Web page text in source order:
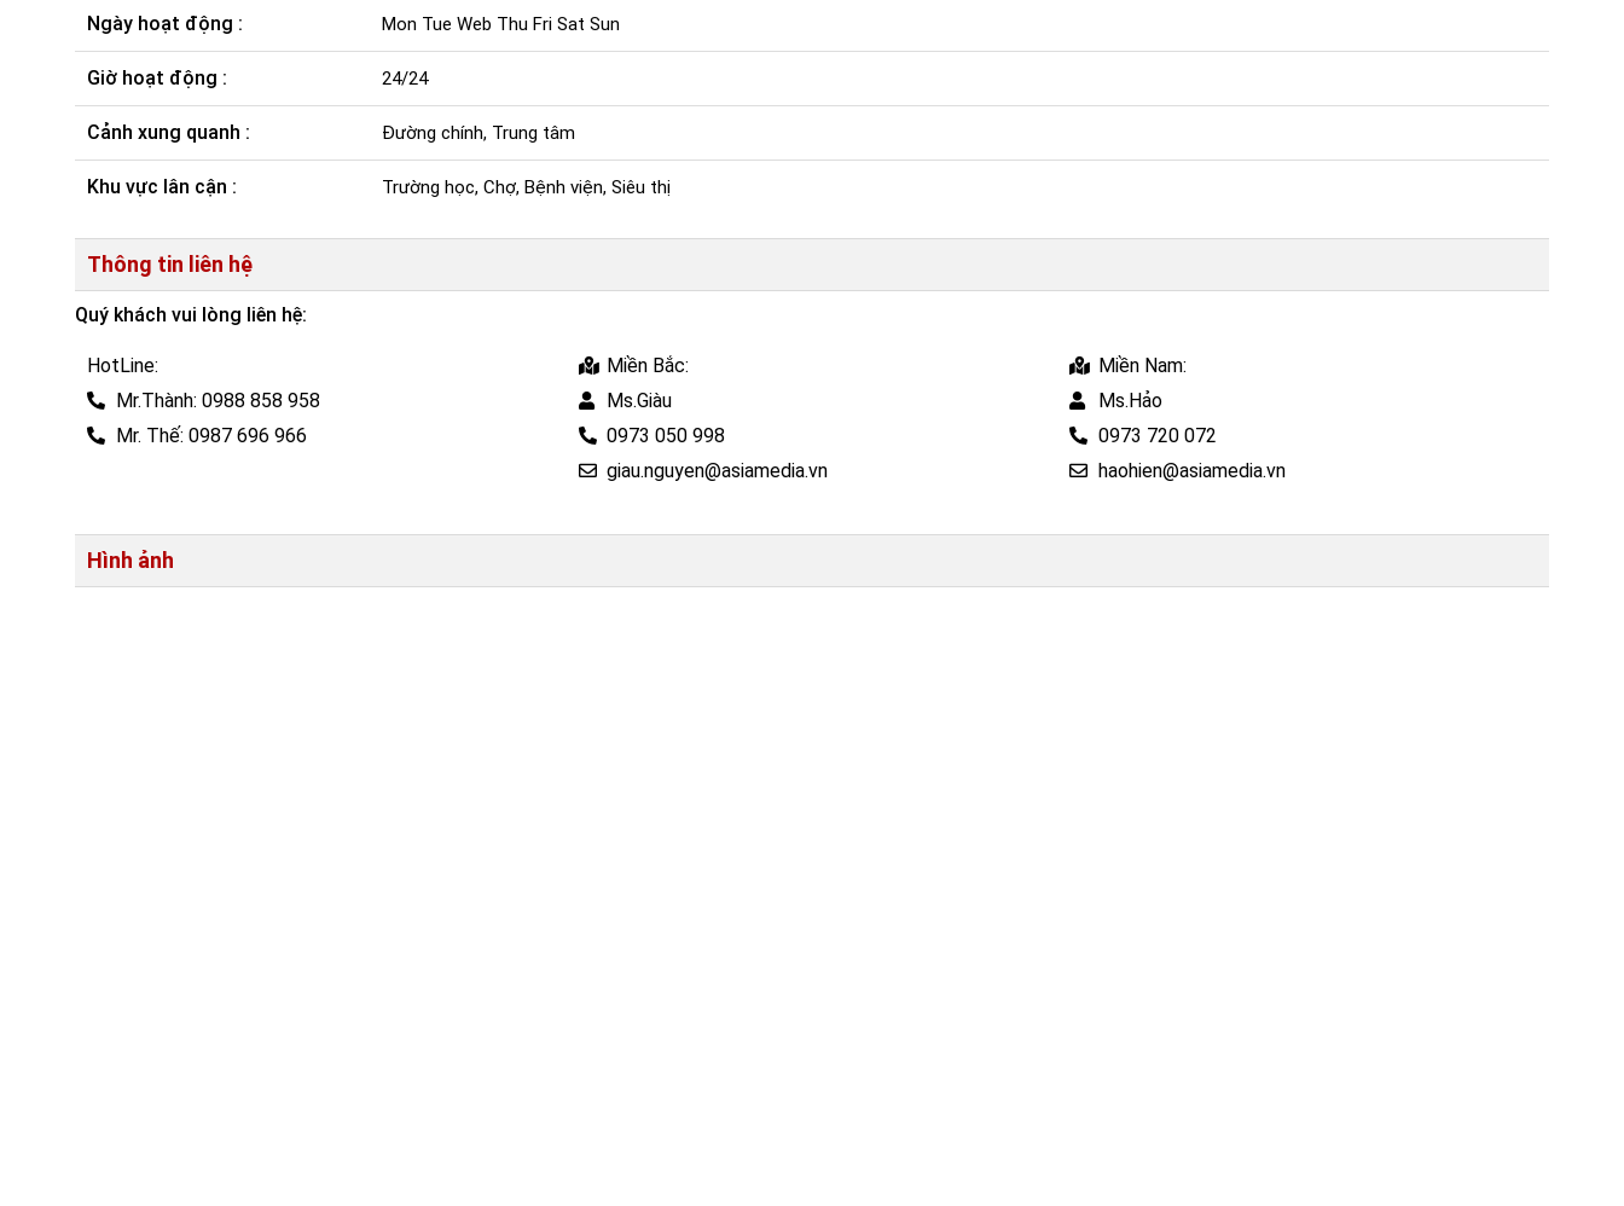
Ngày hoạt động : Mon Tue Web Thu Fri Sat Sun
Giờ hoạt động : 24/24
Cảnh xung quanh : Đường chính, Trung tâm
Khu vực lân cận : Trường học, Chợ, Bệnh viện, Siêu thị
Thông tin liên hệ
Quý khách vui lòng liên hệ:
HotLine:
Mr.Thành: 0988 858 958
Mr. Thế: 0987 696 966
Miền Bắc:
Ms.Giàu
0973 050 998
giau.nguyen@asiamedia.vn
Miền Nam:
Ms.Hảo
0973 720 072
haohien@asiamedia.vn
Hình ảnh